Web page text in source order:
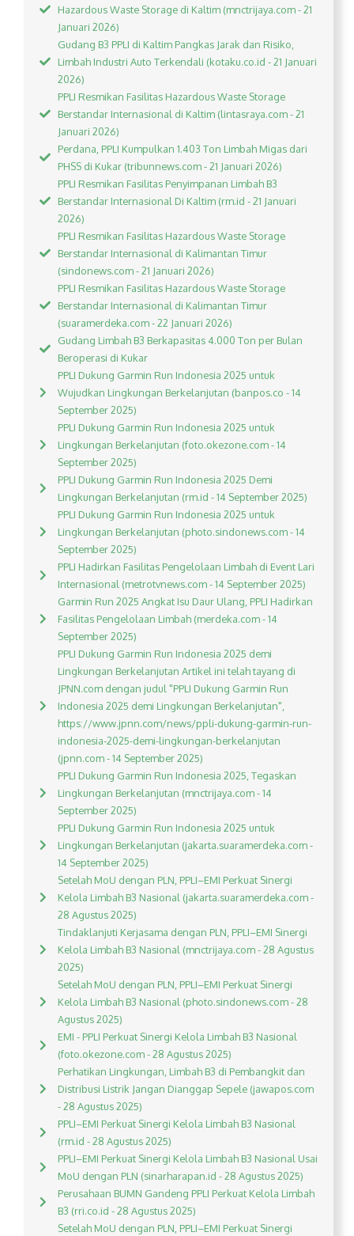
Hazardous Waste Storage di Kaltim (mnctrijaya.com - 21
Januari 2026)
Gudang B3 PPLI di Kaltim Pangkas Jarak dan Risiko,
Limbah Industri Auto Terkendali (kotaku.co.id - 21 Januari
2026)
PPLI Resmikan Fasilitas Hazardous Waste Storage
Berstandar Internasional di Kaltim (lintasraya.com - 21
Januari 2026)
Perdana, PPLI Kumpulkan 1.403 Ton Limbah Migas dari
PHSS di Kukar (tribunnews.com - 21 Januari 2026)
PPLI Resmikan Fasilitas Penyimpanan Limbah B3
Berstandar Internasional Di Kaltim (rm.id - 21 Januari
2026)
PPLI Resmikan Fasilitas Hazardous Waste Storage
Berstandar Internasional di Kalimantan Timur
(sindonews.com - 21 Januari 2026)
PPLI Resmikan Fasilitas Hazardous Waste Storage
Berstandar Internasional di Kalimantan Timur
(suaramerdeka.com - 22 Januari 2026)
Gudang Limbah B3 Berkapasitas 4.000 Ton per Bulan
Beroperasi di Kukar
PPLI Dukung Garmin Run Indonesia 2025 untuk
Wujudkan Lingkungan Berkelanjutan (banpos.co - 14
September 2025)
PPLI Dukung Garmin Run Indonesia 2025 untuk
Lingkungan Berkelanjutan (foto.okezone.com - 14
September 2025)
PPLI Dukung Garmin Run Indonesia 2025 Demi
Lingkungan Berkelanjutan (rm.id - 14 September 2025)
PPLI Dukung Garmin Run Indonesia 2025 untuk
Lingkungan Berkelanjutan (photo.sindonews.com - 14
September 2025)
PPLI Hadirkan Fasilitas Pengelolaan Limbah di Event Lari
Internasional (metrotvnews.com - 14 September 2025)
Garmin Run 2025 Angkat Isu Daur Ulang, PPLI Hadirkan
Fasilitas Pengelolaan Limbah (merdeka.com - 14
September 2025)
PPLI Dukung Garmin Run Indonesia 2025 demi
Lingkungan Berkelanjutan Artikel ini telah tayang di
JPNN.com dengan judul "PPLI Dukung Garmin Run
Indonesia 2025 demi Lingkungan Berkelanjutan",
https://www.jpnn.com/news/ppli-dukung-garmin-run-
indonesia-2025-demi-lingkungan-berkelanjutan
(jpnn.com - 14 September 2025)
PPLI Dukung Garmin Run Indonesia 2025, Tegaskan
Lingkungan Berkelanjutan (mnctrijaya.com - 14
September 2025)
PPLI Dukung Garmin Run Indonesia 2025 untuk
Lingkungan Berkelanjutan (jakarta.suaramerdeka.com -
14 September 2025)
Setelah MoU dengan PLN, PPLI–EMI Perkuat Sinergi
Kelola Limbah B3 Nasional (jakarta.suaramerdeka.com -
28 Agustus 2025)
Tindaklanjuti Kerjasama dengan PLN, PPLI–EMI Sinergi
Kelola Limbah B3 Nasional (mnctrijaya.com - 28 Agustus
2025)
Setelah MoU dengan PLN, PPLI–EMI Perkuat Sinergi
Kelola Limbah B3 Nasional (photo.sindonews.com - 28
Agustus 2025)
EMI - PPLI Perkuat Sinergi Kelola Limbah B3 Nasional
(foto.okezone.com - 28 Agustus 2025)
Perhatikan Lingkungan, Limbah B3 di Pembangkit dan
Distribusi Listrik Jangan Dianggap Sepele (jawapos.com
- 28 Agustus 2025)
PPLI–EMI Perkuat Sinergi Kelola Limbah B3 Nasional
(rm.id - 28 Agustus 2025)
PPLI–EMI Perkuat Sinergi Kelola Limbah B3 Nasional Usai
MoU dengan PLN (sinarharapan.id - 28 Agustus 2025)
Perusahaan BUMN Gandeng PPLI Perkuat Kelola Limbah
B3 (rri.co.id - 28 Agustus 2025)
Setelah MoU dengan PLN, PPLI–EMI Perkuat Sinergi